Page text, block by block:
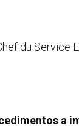
du Service
a